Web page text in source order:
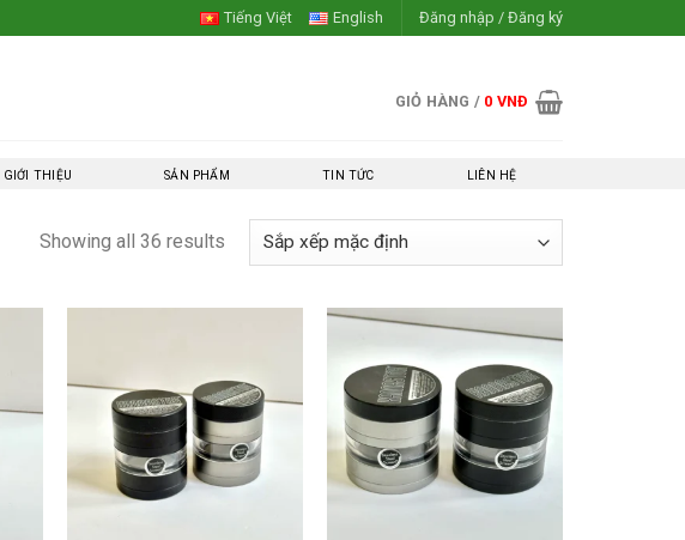
Tiếng Việt English Đăng nhập / Đăng ký
GIỎ HÀNG / 0 VNĐ
GIỚI THIỆU SẢN PHẨM TIN TỨC LIÊN HỆ
Showing all 36 results